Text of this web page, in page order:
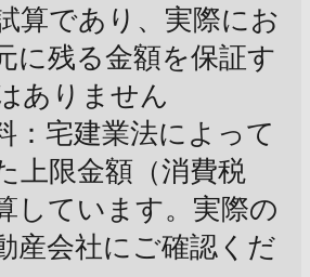
算であり、実際にお
に残る金額を保証す
ありません
：宅建業法によって
上限金額（消費税
しています。実際の
産会社にご確認くだ